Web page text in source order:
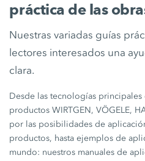
práctica de las
Nuestras variadas guías
lectores interesados una
clara.
Desde las tecnologías principales
productos WIRTGEN, VÖGELE,
por las posibilidades de
productos, hasta ejemplos de
mundo: nuestros manuales de